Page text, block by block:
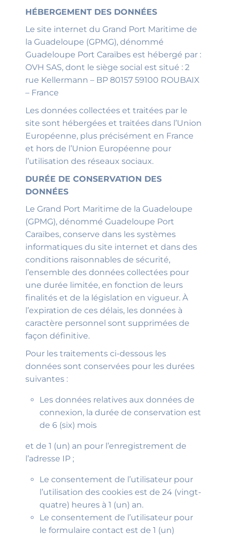
HÉBERGEMENT DES DONNÉES
Le site internet du Grand Port Maritime de
la Guadeloupe (GPMG), dénommé
Guadeloupe Port Caraïbes est hébergé par :
OVH SAS, dont le siège social est situé : 2
rue Kellermann – BP 80157 59100 ROUBAIX
– France
Les données collectées et traitées par le
site sont hébergées et traitées dans l’Union
Européenne, plus précisément en France
et hors de l’Union Européenne pour
l’utilisation des réseaux sociaux.
DURÉE DE CONSERVATION DES
DONNÉES
Le Grand Port Maritime de la Guadeloupe
(GPMG), dénommé Guadeloupe Port
Caraïbes, conserve dans les systèmes
informatiques du site internet et dans des
conditions raisonnables de sécurité,
l’ensemble des données collectées pour
une durée limitée, en fonction de leurs
finalités et de la législation en vigueur. À
l’expiration de ces délais, les données à
caractère personnel sont supprimées de
façon définitive.
Pour les traitements ci-dessous les
données sont conservées pour les durées
suivantes :
Les données relatives aux données de
connexion, la durée de conservation est
de 6 (six) mois
et de 1 (un) an pour l’enregistrement de
l’adresse IP ;
Le consentement de l’utilisateur pour
l’utilisation des cookies est de 24 (vingt-
quatre) heures à 1 (un) an.
Le consentement de l’utilisateur pour
le formulaire contact est de 1 (un)